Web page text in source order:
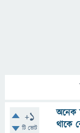
+1
টি ভোট
অনেক
থাকে